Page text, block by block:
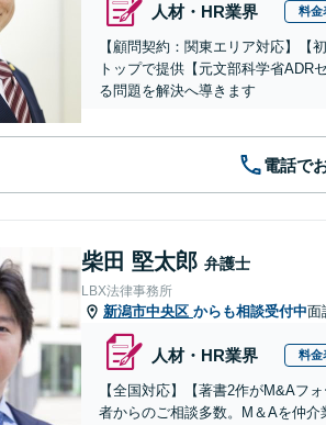
人材・HR業界 料金
【顧問契約：関東エリア対応】【
トップで提供【元文部科学省ADR
る問題を解決へ導きます
電話で
柴田 堅太郎 弁護士
LBX法律事務所
新潟市中央区 からも相談受付中面
人材・HR業界 料金
【全国対応】【著書2作がM&Aフ
者からのご相談多数。M＆Aを仲